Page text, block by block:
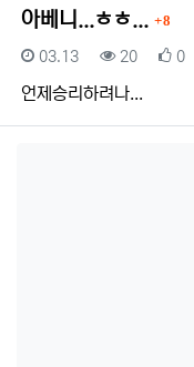
아베니...ㅎㅎ... 댓글
8
등록일
03.13 조회
20 추천
0
언제승리하려나...